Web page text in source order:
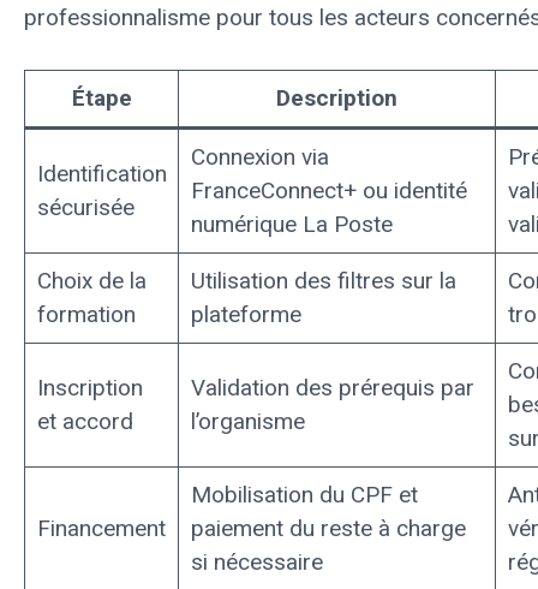
professionnalisme pour tous les acteurs
Étape Description
Identification
sécurisée
Connexion via
FranceConnect+ ou identité
numérique La Poste
Choix de la
formation
Utilisation des filtres sur la
plateforme
Inscription
et accord
Validation des prérequis par
l’organisme
Financement
Mobilisation du CPF et
paiement du reste à charge
si nécessaire